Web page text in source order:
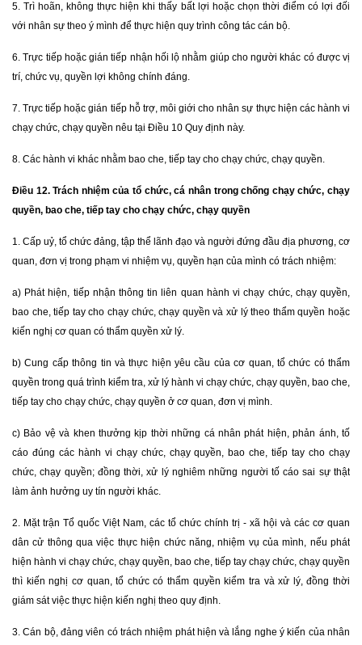
5. Trì hoãn, không thực hiện khi thấy bất lợi hoặc chọn thời điểm có lợi đối
với nhân sự theo ý mình để thực hiện quy trình công tác cán bộ.
6. Trực tiếp hoặc gián tiếp nhận hối lộ nhằm giúp cho người khác có được vị
trí, chức vụ, quyền lợi không chính đáng.
7. Trực tiếp hoặc gián tiếp hỗ trợ, môi giới cho nhân sự thực hiện các hành vi
chạy chức, chạy quyền nêu tại Điều 10 Quy định này.
8. Các hành vi khác nhằm bao che, tiếp tay cho chạy chức, chạy quyền.
Điều 12. Trách nhiệm của tổ chức, cá nhân trong chống chạy chức, chạy
quyền, bao che, tiếp tay cho chạy chức, chạy quyền
1. Cấp uỷ, tổ chức đảng, tập thể lãnh đạo và người đứng đầu địa phương, cơ
quan, đơn vị trong phạm vi nhiệm vụ, quyền hạn của mình có trách nhiệm:
a) Phát hiện, tiếp nhận thông tin liên quan hành vi chạy chức, chạy quyền,
bao che, tiếp tay cho chạy chức, chạy quyền và xử lý theo thẩm quyền hoặc
kiến nghị cơ quan có thẩm quyền xử lý.
b) Cung cấp thông tin và thực hiện yêu cầu của cơ quan, tổ chức có thẩm
quyền trong quá trình kiểm tra, xử lý hành vi chạy chức, chạy quyền, bao che,
tiếp tay cho chạy chức, chạy quyền ở cơ quan, đơn vị mình.
c) Bảo vệ và khen thưởng kịp thời những cá nhân phát hiện, phản ánh, tố
cáo đúng các hành vi chạy chức, chạy quyền, bao che, tiếp tay cho chạy
chức, chạy quyền; đồng thời, xử lý nghiêm những người tố cáo sai sự thật
làm ảnh hưởng uy tín người khác.
2. Mặt trận Tổ quốc Việt Nam, các tổ chức chính trị - xã hội và các cơ quan
dân cử thông qua việc thực hiện chức năng, nhiệm vụ của mình, nếu phát
hiện hành vi chạy chức, chạy quyền, bao che, tiếp tay chạy chức, chạy quyền
thì kiến nghị cơ quan, tổ chức có thẩm quyền kiểm tra và xử lý, đồng thời
giám sát việc thực hiện kiến nghị theo quy định.
3. Cán bộ, đảng viên có trách nhiệm phát hiện và lắng nghe ý kiến của nhân